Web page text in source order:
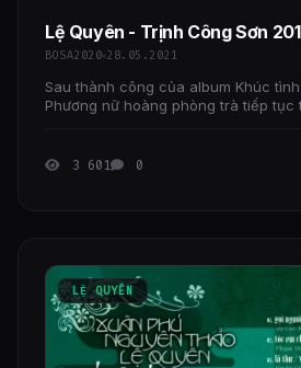
Lệ Quyên - Trịnh Công Sơn
BOSA2020 28.05.2021
Sau thành công của album Khúc
Phương nữ hoàng phòng trà tiếp tục
3 601 0
LỆ QUYÊN